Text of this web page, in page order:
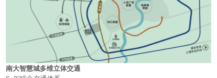
南大智慧城多维立体交通